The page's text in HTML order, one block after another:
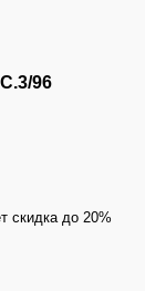
96
скидка до 20%